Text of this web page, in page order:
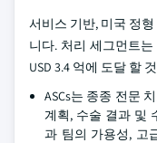
서비스 기반, 미국 정
니다. 처리 세그먼트
USD 3.4 억에 도달 할
ASCs는 종종 전문
계획, 수술 결과 및
과 팀의 가용성, 고